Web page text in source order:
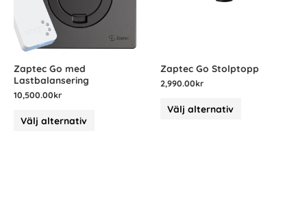
Zaptec Go med
Lastbalansering
10,500.00kr
Välj alternativ
Zaptec Go Stolptopp
2,990.00kr
Välj alternativ